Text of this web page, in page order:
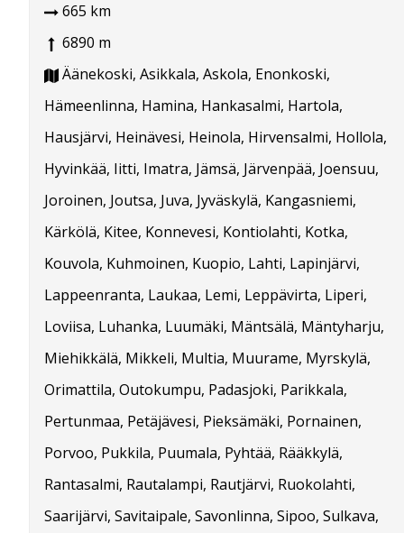
665 km
6890 m
Äänekoski, Asikkala, Askola, Enonkoski,
Hämeenlinna, Hamina, Hankasalmi, Hartola,
Hausjärvi, Heinävesi, Heinola, Hirvensalmi, Hollola,
Hyvinkää, Iitti, Imatra, Jämsä, Järvenpää, Joensuu,
Joroinen, Joutsa, Juva, Jyväskylä, Kangasniemi,
Kärkölä, Kitee, Konnevesi, Kontiolahti, Kotka,
Kouvola, Kuhmoinen, Kuopio, Lahti, Lapinjärvi,
Lappeenranta, Laukaa, Lemi, Leppävirta, Liperi,
Loviisa, Luhanka, Luumäki, Mäntsälä, Mäntyharju,
Miehikkälä, Mikkeli, Multia, Muurame, Myrskylä,
Orimattila, Outokumpu, Padasjoki, Parikkala,
Pertunmaa, Petäjävesi, Pieksämäki, Pornainen,
Porvoo, Pukkila, Puumala, Pyhtää, Rääkkylä,
Rantasalmi, Rautalampi, Rautjärvi, Ruokolahti,
Saarijärvi, Savitaipale, Savonlinna, Sipoo, Sulkava,